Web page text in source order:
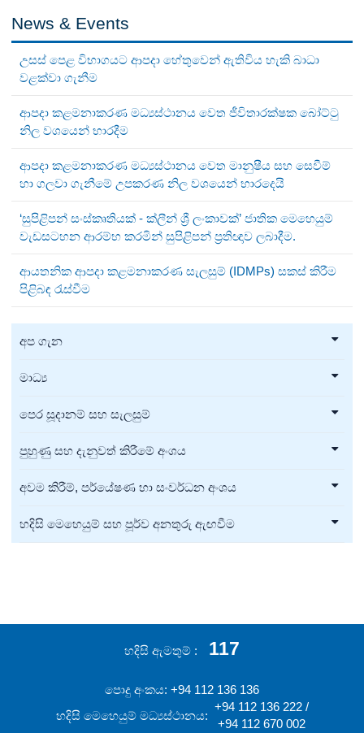
News & Events
උසස් පෙළ විභාගයට ආපදා හේතුවෙන් ඇතිවිය හැකි බාධා
වළක්වා ගැනීම
ආපදා කළමනාකරණ මධ්‍යස්ථානය වෙත ජීවිතාරක්ෂක බෝට්ටු
නිල වශයෙන් භාරදීම
ආපදා කළමනාකරණ මධ්‍යස්ථානය වෙත මානුෂීය සහ සෙවීම්
හා ගලවා ගැනීමේ උපකරණ නිල වශයෙන් භාරදෙයි
‘සුපිළිපන් සංස්කෘතියක් - ක්ලීන් ශ්‍රී ලංකාවක්’ ජාතික මෙහෙයුම්
වැඩසටහන ආරම්භ කරමින් සුපිළිපන් ප්‍රතිඥාව ලබාදීම.
ආයතනික ආපදා කළමනාකරණ සැලසුම් (IDMPs) සකස් කිරීම
පිළිබඳ රැස්වීම
අප ගැන
මාධ්‍ය
පෙර සූදානම් සහ සැලසුම්
පුහුණු සහ දැනුවත් කිරීමේ අංශය
අවම කිරීම්, පර්යේෂණ හා සංවර්ධන අංශය
හදිසි මෙහෙයුම් සහ පූර්ව අනතුරු ඇඟවීම
හදිසි ඇමතුම් 117
පොදු අංකය: +94 112 136 136
හදිසි මෙහෙයුම් මධ්‍යස්ථානය:
+94 112 136 222 /
+94 112 670 002